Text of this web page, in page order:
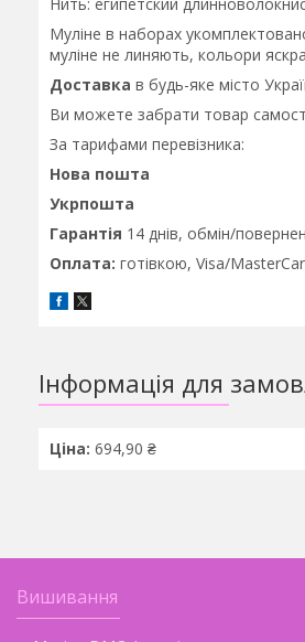
Муліне в наборах
муліне не линяють, кольори
Доставка в будь-яке місто
Ви можете забрати товар
За тарифами перевізника:
Нова пошта
Укрпошта
Гарантія 14 днів, обмін/
Оплата: готівкою, Visa/
Інформація для
Ціна: 694,90 ₴
Вишивання